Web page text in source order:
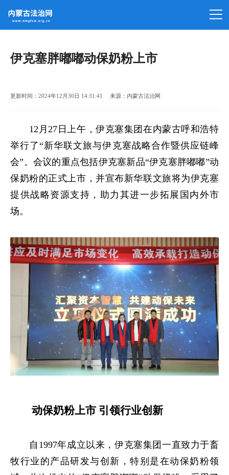
伊克塞胖嘟嘟动保奶粉上市
更新时间：2024年12月30日 14:31:41 来源：内蒙古法治网
12月27日上午，伊克塞集团在内蒙古呼和浩特
举行了“新华联文旅与伊克塞战略合作暨供应链峰
会”。会议的重点包括伊克塞新品“伊克塞胖嘟嘟”动
保奶粉的正式上市，并宣布新华联文旅将为伊克塞
提供战略资源支持，助力其进一步拓展国内外市
场。
动保奶粉上市 引领行业创新
自1997年成立以来，伊克塞集团一直致力于畜
牧行业的产品研发与创新，特别是在动保奶粉领